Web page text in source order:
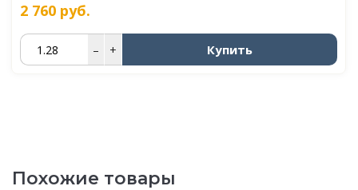
2 760 руб.
– + Купить
Похожие товары